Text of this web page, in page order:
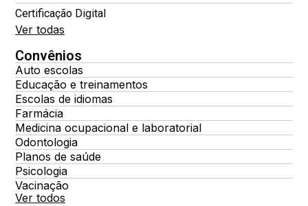
Certificação Digital
Ver todas
Convênios
Auto escolas
Educação e treinamentos
Escolas de idiomas
Farmácia
Medicina ocupacional e laboratorial
Odontologia
Planos de saúde
Psicologia
Vacinação
Ver todos